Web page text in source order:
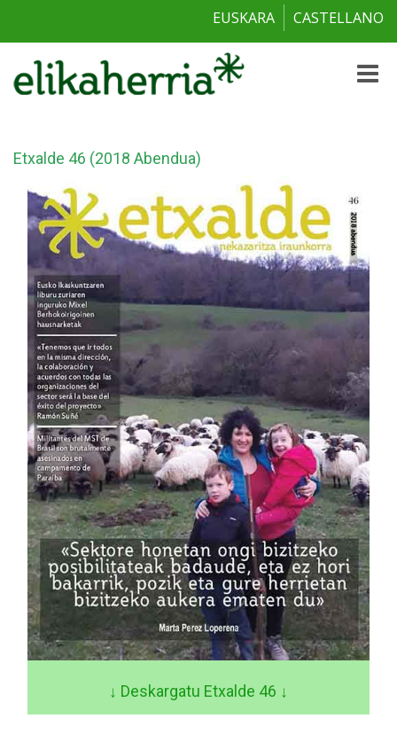
EUSKARA CASTELLANO
Toggle
Etxalde 46 (2018 Abendua)
↓ Deskargatu Etxalde 46 ↓